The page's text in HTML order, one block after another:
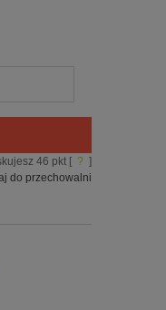
46 pkt [ ? ]
do przechowalni